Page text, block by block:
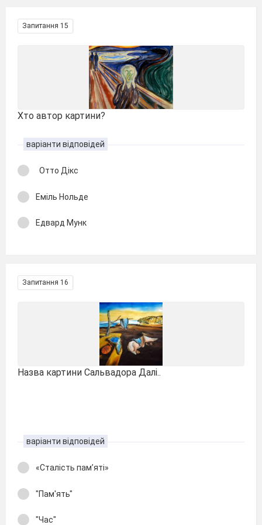
Запитання 15
Хто автор картини?
варіанти відповідей
Отто Дікс
Еміль Нольде
Едвард Мунк
Запитання 16
Назва картини Сальвадора Далі..
варіанти відповідей
«Сталість пам’яті»
"Пам'ять"
"Час"